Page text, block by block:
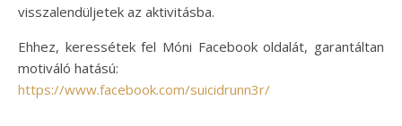
visszalendüljetek az aktivitásba.
Ehhez, keressétek fel Móni Facebook oldalát, garantáltan
motiváló hatású:
https://www.facebook.com/suicidrunn3r/